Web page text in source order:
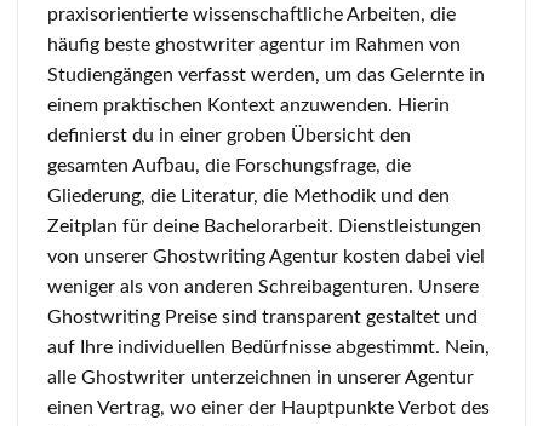
praxisorientierte wissenschaftliche Arbeiten, die
häufig beste ghostwriter agentur im Rahmen von
Studiengängen verfasst werden, um das Gelernte in
einem praktischen Kontext anzuwenden. Hierin
definierst du in einer groben Übersicht den
gesamten Aufbau, die Forschungsfrage, die
Gliederung, die Literatur, die Methodik und den
Zeitplan für deine Bachelorarbeit. Dienstleistungen
von unserer Ghostwriting Agentur kosten dabei viel
weniger als von anderen Schreibagenturen. Unsere
Ghostwriting Preise sind transparent gestaltet und
auf Ihre individuellen Bedürfnisse abgestimmt. Nein,
alle Ghostwriter unterzeichnen in unserer Agentur
einen Vertrag, wo einer der Hauptpunkte Verbot des